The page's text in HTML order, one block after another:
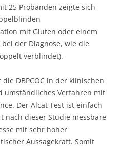
25 Probanden zeigte sich
mit Gluten oder einem
der Diagnose, wie die
verblindet).
DBPCOC in der klinischen
umständliches Verfahren mit
Der Alcat Test ist einfach
dieser Studie messbare
mit sehr hoher
Aussagekraft. Somit